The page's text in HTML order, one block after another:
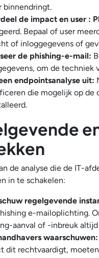
binnendringt.
de impact en user :
Bepaal of user
of inloggegevens of
de phishing-e-mail:
om de techniek
endpointsanalyse uit:
die mogelijk op de
de analyse die de IT-
in te schakelen:
regelgevende
e-mailoplichting.
aanval of -inbreuk
waarschuwen:
dit rechtvaardigt,